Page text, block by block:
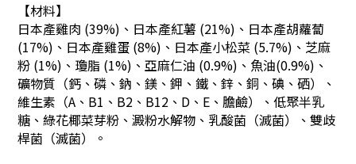
【材料】
日本產雞肉 (39%)、 日本產紅薯 (21%)、 日本產胡蘿蔔
(17%)、 日本產雞蛋 (8%)、 日本產小松菜 (5.7%)、芝麻
粉 (1%)、瓊脂 (1%)、亞麻仁油 (0.9%)、魚油(0.9%)、
礦物質（鈣、磷、鈉、鎂、鉀、鐵、鋅、銅、碘、硒）、
維生素（A、B1、B2、B12、D、E、膽鹼）、低聚半乳
糖、綠花椰菜芽粉、澱粉水解物、乳酸菌（滅菌）、雙歧
桿菌（滅菌）。